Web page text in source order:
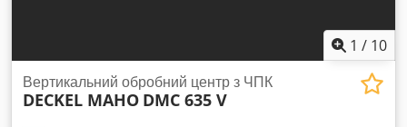
1 / 10
Вертикальний обробний центр з ЧПК
DECKEL MAHO DMC 635 V